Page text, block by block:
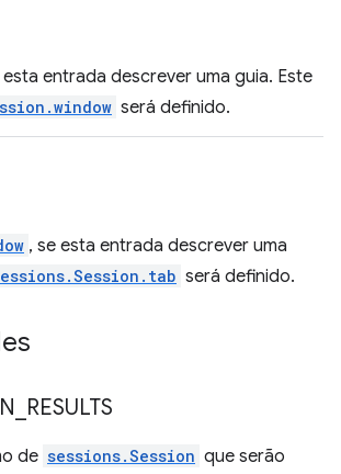
esta entrada descrever uma guia. Este
será definido.
, se esta entrada descrever uma
será definido.
RESULTS
de sessions.Session que serão